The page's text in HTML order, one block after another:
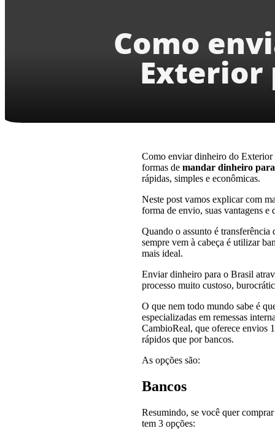
Como
Exterior
Como enviar dinheiro do
formas de mandar dinheiro
rápidas, simples e econômicas.
Neste post vamos explicar com
forma de envio, suas vantagens e
Quando o assunto é
sempre vem à cabeça é utilizar
mais ideal.
Enviar dinheiro para o Brasil
processo muito custoso,
O que nem todo mundo sabe é
especializadas em remessas
CambioReal, que oferece envios
rápidos que por bancos.
As opções são:
Bancos
Resumindo, se você quer
tem 3 opções: